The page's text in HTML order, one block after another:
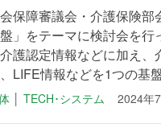
保障審議会・介護保険部
盤」をテーマに検討会を
護認定情報などに加え、
LIFE情報などを1つの基
│ TECH･システム 2024年